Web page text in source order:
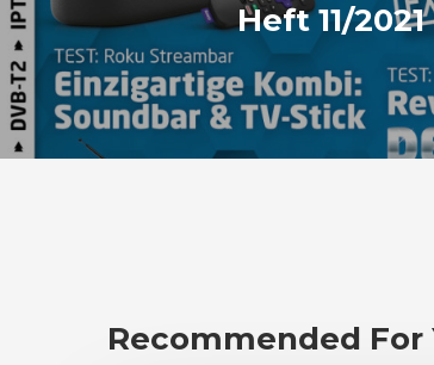
Heft 11/
Recommended For